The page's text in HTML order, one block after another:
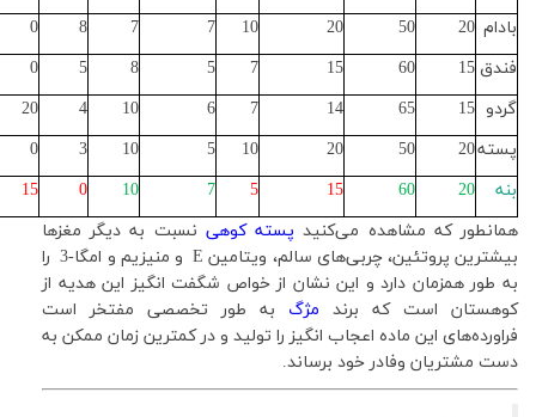
بادام 20
50
20
10
7
7
8
0
فندق 15
60
15
7
5
8
5
0
گردو 15
65
14
7
6
10
4
20
پسته20
50
20
10
5
10
3
0
بنه
20
60
15
5
7
10
0
15
همانطور که مشاهده می‌کنید پسته کوهی نسبت به دیگر مغزها
بیشترین پروتئین، چربی‌های سالم، ویتامین E و منیزیم و امگا-3 را
به طور همزمان دارد و این نشان از خواص شگفت انگیز این هدیه از
کوهستان است که برند مژگ به طور تخصصی مفتخر است
فراورده‌های این ماده اعجاب انگیز را تولید و در کمترین زمان ممکن به
دست مشتریان وفادر خود برساند.